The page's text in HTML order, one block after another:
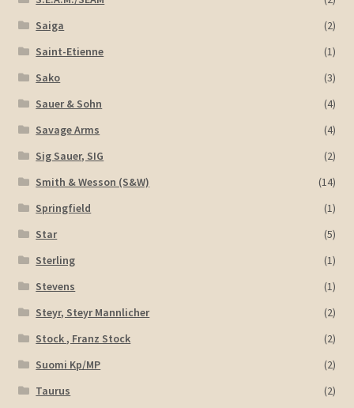
Saiga
(2)
Saint-Etienne
(1)
Sako
(3)
Sauer & Sohn
(4)
Savage Arms
(4)
Sig Sauer, SIG
(2)
Smith & Wesson (S&W)
(14)
Springfield
(1)
Star
(5)
Sterling
(1)
Stevens
(1)
Steyr, Steyr Mannlicher
(2)
Stock , Franz Stock
(2)
Suomi Kp/MP
(2)
Taurus
(2)